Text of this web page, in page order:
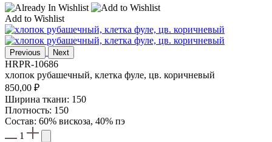
Add to Wishlist
Previous Next
HRPR-10686
хлопок рубашечный, клетка фуле, цв. коричневый
850,00 ₽
Ширина ткани: 150
Плотность: 150
Состав: 60% вискоза, 40% пэ
1